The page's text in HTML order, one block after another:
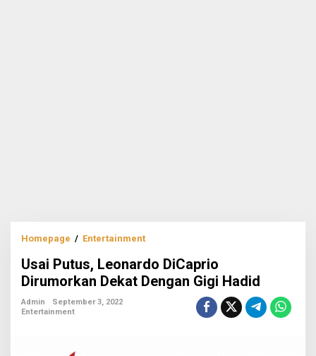
Homepage / EntertainmentUsai
Leonardo
DiCaprio
Dirumorkan
Usai Putus, Leonardo DiCaprio
Dirumorkan Dekat Dengan Gigi Hadid
Admin
September 3, 2022
Entertainment